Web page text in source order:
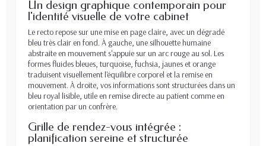
Un design graphique contemporain pour
l'identité visuelle de votre cabinet
Le recto repose sur une mise en page claire, avec un dégradé
bleu très clair en fond. À gauche, une silhouette humaine
abstraite en mouvement s'appuie sur un arc rouge au sol. Les
formes fluides bleues, turquoise, fuchsia, jaunes et orange
traduisent visuellement l'équilibre corporel et la remise en
mouvement. À droite, vos informations sont structurées dans un
bleu royal lisible, utile en remise directe au patient comme en
orientation par un confrère.
Grille de rendez-vous intégrée :
planification sereine et structurée